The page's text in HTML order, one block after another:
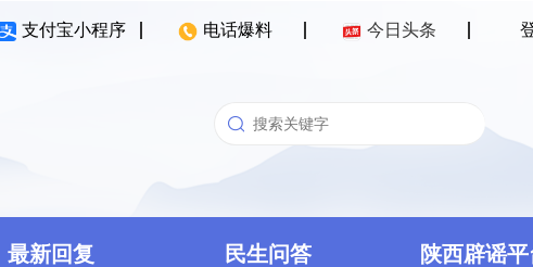
支付宝小程序 电话爆料 今日头条
最新回复 民生问答 陕西辟谣